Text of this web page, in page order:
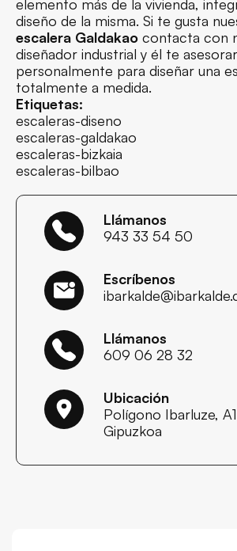
elemento más de la vivienda,
diseño de la misma. Si te gusta
escalera Galdakao contacta con
diseñador industrial y él te
personalmente para diseñar una
totalmente a medida.
Etiquetas:
escaleras-diseno
escaleras-galdakao
escaleras-bizkaia
escaleras-bilbao
Llámanos
943 33 54 50
Escríbenos
Llámanos
609 06 28 32
Ubicación
Polígono Ibarluze,
Gipuzkoa